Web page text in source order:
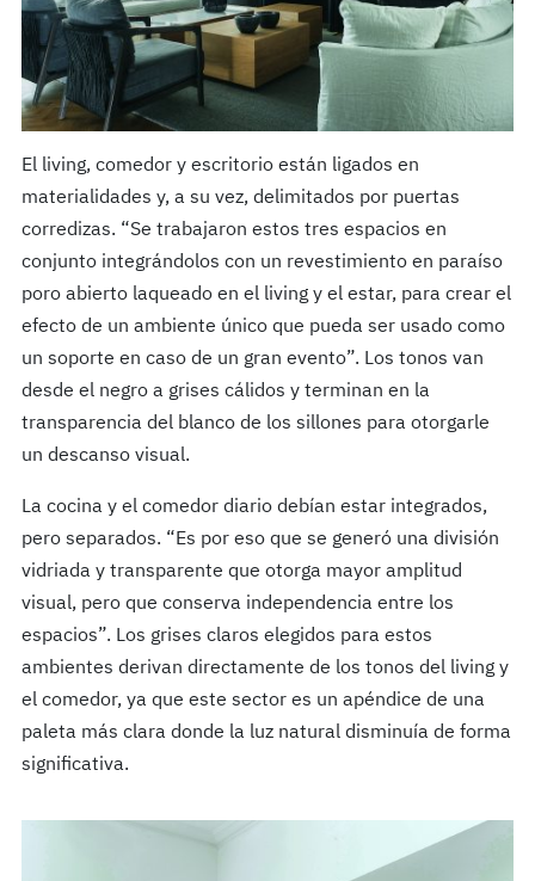
El living, comedor y escritorio están ligados en
materialidades y, a su vez, delimitados por puertas
corredizas. “Se trabajaron estos tres espacios en
conjunto integrándolos con un revestimiento en paraíso
poro abierto laqueado en el living y el estar, para crear el
efecto de un ambiente único que pueda ser usado como
un soporte en caso de un gran evento”. Los tonos van
desde el negro a grises cálidos y terminan en la
transparencia del blanco de los sillones para otorgarle
un descanso visual.
La cocina y el comedor diario debían estar integrados,
pero separados. “Es por eso que se generó una división
vidriada y transparente que otorga mayor amplitud
visual, pero que conserva independencia entre los
espacios”. Los grises claros elegidos para estos
ambientes derivan directamente de los tonos del living y
el comedor, ya que este sector es un apéndice de una
paleta más clara donde la luz natural disminuía de forma
significativa.